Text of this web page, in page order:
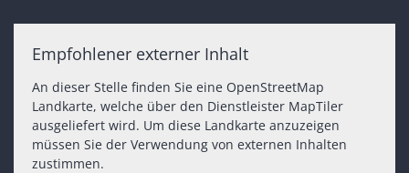
Empfohlener externer Inhalt
An dieser Stelle finden Sie eine OpenStreetMap
Landkarte, welche über den Dienstleister MapTiler
ausgeliefert wird. Um diese Landkarte anzuzeigen
müssen Sie der Verwendung von externen Inhalten
zustimmen.